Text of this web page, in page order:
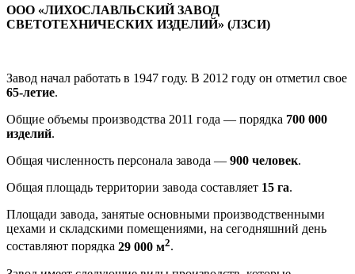
ООО «ЛИХОСЛАВЛЬСКИЙ ЗАВОД
СВЕТОТЕХНИЧЕСКИХ ИЗДЕЛИЙ» (ЛЗСИ)
Завод начал работать в 1947 году. В 2012 году он отметил свое
65-летие.
Общие объемы производства 2011 года — порядка 700 000
изделий.
Общая численность персонала завода — 900 человек.
Общая площадь территории завода составляет 15 га.
Площади завода, занятые основными производственными
цехами и складскими помещениями, на сегодняшний день
составляют порядка 29 000 м2.